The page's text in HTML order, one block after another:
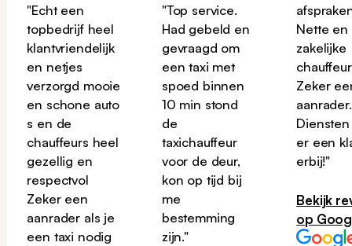
"Echt een
topbedrijf heel
klantvriendelijk
en netjes
verzorgd mooie
en schone auto
s en de
chauffeurs heel
gezellig en
respectvol
Zeker een
aanrader als je
een taxi nodig
"Top service.
Had gebeld en
gevraagd om
een taxi met
spoed binnen
10 min stond
de
taxichauffeur
voor de deur,
kon op tijd bij
me
bestemming
zijn."
Nette en
zakelijke
Zeker
er een
erbij!"
Bekijk
op